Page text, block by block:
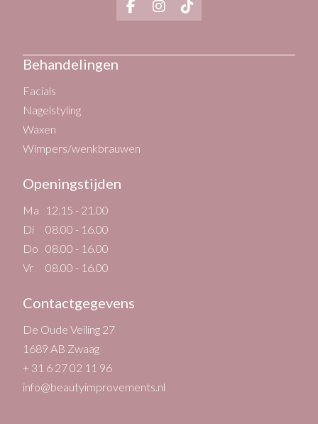
Behandelingen
Facials
Nagelstyling
Waxen
Wimpers/wenkbrauwen
Openingstijden
Ma
12.15 - 21.00
Di
08.00 - 16.00
Do 08.00 - 16.00
Vr
08.00 - 16.00
Contactgegevens
De Oude Veiling 27
1689 AB Zwaag
+ 31 6 27 02 11 96
info@beautyimprovements.nl